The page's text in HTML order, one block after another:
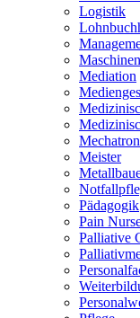
Logistik
Mediation
Meister
Pädagogik
Pain
Palliative